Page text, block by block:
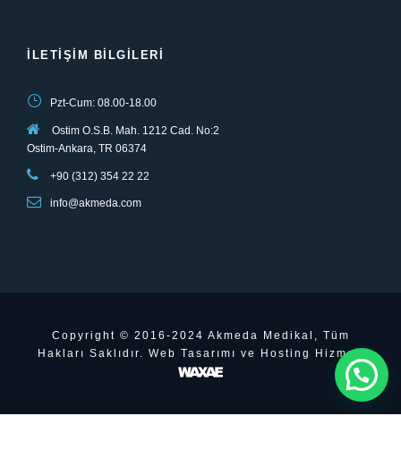
İLETIŞIM BILGILERI
Pzt-Cum: 08.00-18.00
Ostim O.S.B. Mah. 1212 Cad. No:2
Ostim-Ankara, TR 06374
+90 (312) 354 22 22
info@akmeda.com
Copyright © 2016-2024 Akmeda Medikal, Tüm
Hakları Saklıdır. Web Tasarımı ve Hosting Hizmeti